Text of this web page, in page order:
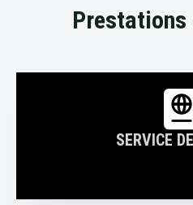
Prestations
SERVICE